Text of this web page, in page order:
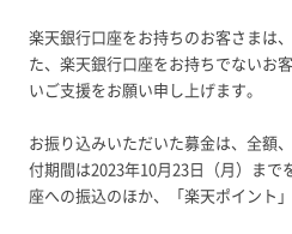
楽天銀行口座をお持ちのお客さまは
た、楽天銀行口座をお持ちでないお
いご支援をお願い申し上げます。
お振り込みいただいた募金は、全額
付期間は2023年10月23日（月）ま
座への振込のほか、「楽天ポイント